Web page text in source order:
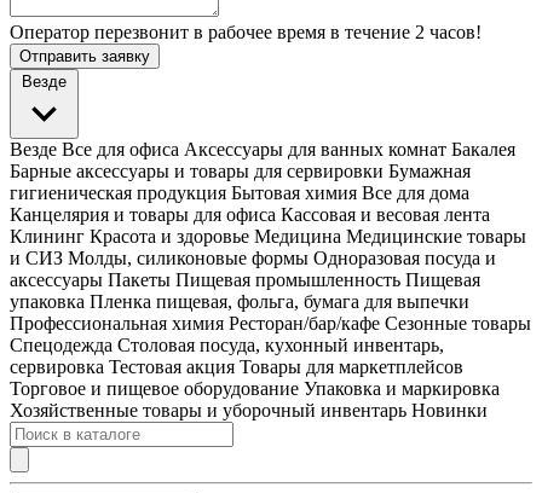
Оператор перезвонит в рабочее время в течение 2 часов!
Отправить заявку
Везде
Везде Все для офиса Аксессуары для ванных комнат Бакалея
Барные аксессуары и товары для сервировки Бумажная
гигиеническая продукция Бытовая химия Все для дома
Канцелярия и товары для офиса Кассовая и весовая лента
Клининг Красота и здоровье Медицина Медицинские товары
и СИЗ Молды, силиконовые формы Одноразовая посуда и
аксессуары Пакеты Пищевая промышленность Пищевая
упаковка Пленка пищевая, фольга, бумага для выпечки
Профессиональная химия Ресторан/бар/кафе Сезонные товары
Спецодежда Столовая посуда, кухонный инвентарь,
сервировка Тестовая акция Товары для маркетплейсов
Торговое и пищевое оборудование Упаковка и маркировка
Хозяйственные товары и уборочный инвентарь Новинки